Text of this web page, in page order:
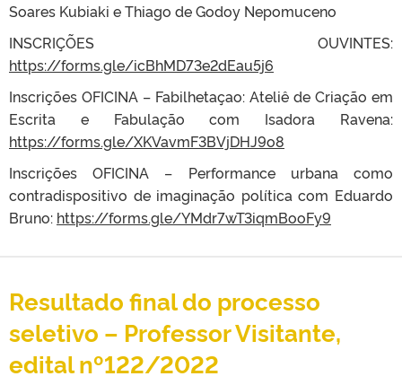
Soares Kubiaki e Thiago de Godoy Nepomuceno
INSCRIÇÕES OUVINTES:
https://forms.gle/icBhMD73e2dEau5j6
Inscrições OFICINA – Fabilhetaçao: Ateliê de Criação em
Escrita e Fabulação com Isadora Ravena:
https://forms.gle/XKVavmF3BVjDHJ9o8
Inscrições OFICINA – Performance urbana como
contradispositivo de imaginação política com Eduardo
Bruno: https://forms.gle/YMdr7wT3iqmBooFy9
Resultado final do processo
seletivo – Professor Visitante,
edital nº122/2022